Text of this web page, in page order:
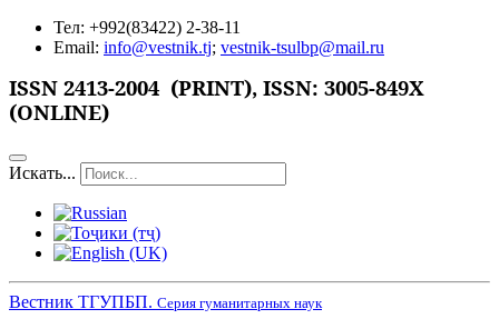
Тел: +992(83422) 2-38-11
Email: info@vestnik.tj; vestnik-tsulbp@mail.ru
ISSN 2413-2004 (PRINT), ISSN: 3005-849X
(ONLINE)
Искать...
Вестник ТГУПБП. Серия гуманитарных наук